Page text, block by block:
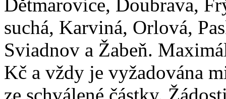
Dětmarovice, Doubrava,
suchá, Karviná, Orlová,
Sviadnov a Žabeň.
Kč a vždy je vyžadována